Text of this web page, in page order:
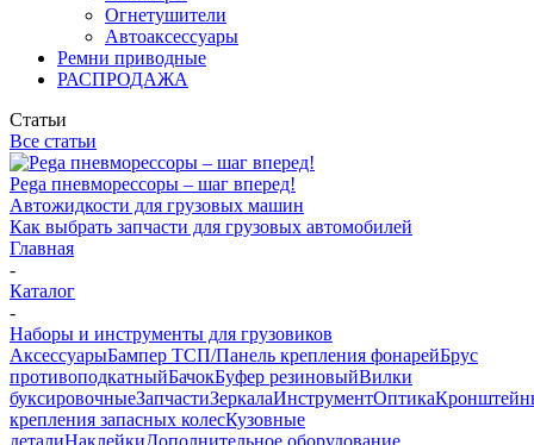
Огнетушители
Автоаксессуары
Ремни приводные
РАСПРОДАЖА
Статьи
Все статьи
Pega пневморессоры – шаг вперед!
Автожидкости для грузовых машин
Как выбрать запчасти для грузовых автомобилей
Главная
-
Каталог
-
Наборы и инструменты для грузовиков
АксессуарыБампер ТСП/Панель крепления фонарейБрус
противоподкатныйБачокБуфер резиновыйВилки
буксировочныеЗапчастиЗеркалаИнструментОптика
крепления запасных колесКузовные
деталиНаклейкиДополнительное оборудование